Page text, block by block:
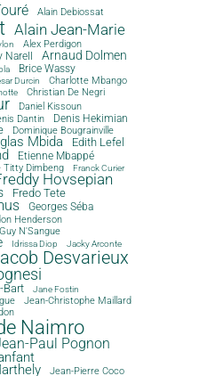
Alain Debiossat
Alain Jean-Marie
Alex Perdigon
Narell Arnaud Dolmen
Brice Wassy
Durcin Charlotte Mbango
Christian De Negri
Daniel Kissoun
Dantin Denis Hekimian
Dominique Bougrainville
Mbida Edith Lefel
Etienne Mbappé
Titty Dimbeng Franck Curier
Hovsepian
Fredo Tete
Georges Séba
Henderson
Guy N'Sangue
Idrissa Diop Jacky Arconte
Desvarieux
Bart Jane Fostin
Jean-Christophe Maillard
Naimro
Paul Pognon
Jean-Pierre Coco